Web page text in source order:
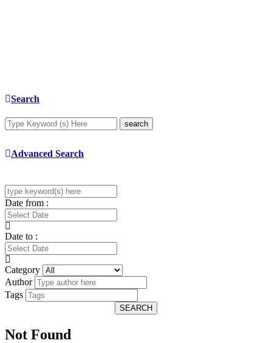
Search
search
Advanced Search
Date from :
Date to :
Category
Author
Tags
SEARCH
Not Found